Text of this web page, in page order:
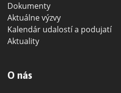
Dokumenty
Aktuálne výzvy
Kalendár udalostí a podujatí
Aktuality
O nás